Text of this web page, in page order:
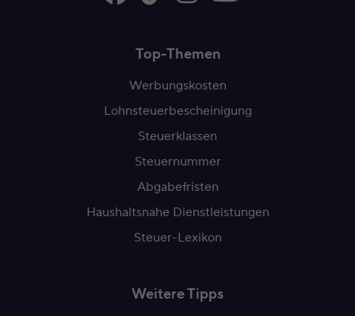
Top-Themen
Werbungskosten
Lohnsteuerbescheinigung
Steuerklassen
Steuernummer
Abgabefristen
Haushaltsnahe Dienstleistungen
Steuer-Lexikon
Weitere Tipps